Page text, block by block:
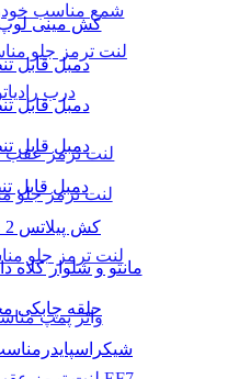
شمع مناسب خودرو
لنت ترمز جلو
درب
لنت ترمز عقب
واتر پمپ
کش مینی لوپ
دمبل قابل تنظیم
دمبل قابل تنظیم
دمبل قابل تنظیم
دمبل قابل تنظیم
کش پیلاتس 2 متری قوطی دار
مانتو و شلوار
حلقه چابکی